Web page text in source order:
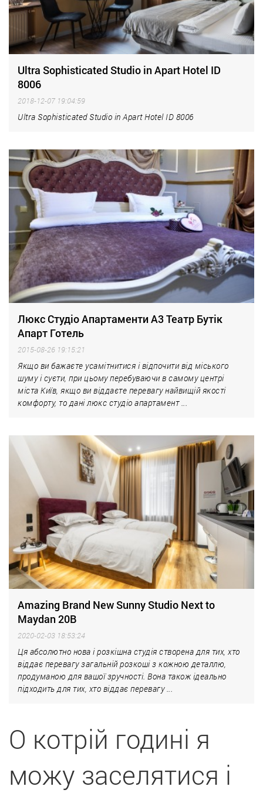
Ultra Sophisticated Studio in Apart Hotel ID
8006
2018-12-07 19:04:59
Ultra Sophisticated Studio in Apart Hotel ID 8006
Люкс Студіо Апартаменти А3 Театр Бутік
Апарт Готель
2015-08-26 19:15:21
Якщо ви бажаєте усамітнитися і відпочити від міського
шуму і суєти, при цьому перебуваючи в самому центрі
міста Київ, якщо ви віддаєте перевагу найвищій якості
комфорту, то дані люкс студіо апартамент ...
Amazing Brand New Sunny Studio Next to
Maydan 20B
2020-02-03 18:53:24
Ця абсолютно нова і розкішна студія створена для тих, хто
віддає перевагу загальній розкоші з кожною деталлю,
продуманою для вашої зручності. Вона також ідеально
підходить для тих, хто віддає перевагу ...
О котрій годині я
можу заселятися і